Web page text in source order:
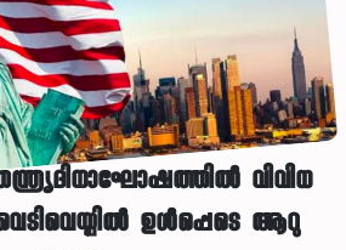
വിവിധ
ഉള്‍പ്പെടെ ആറു